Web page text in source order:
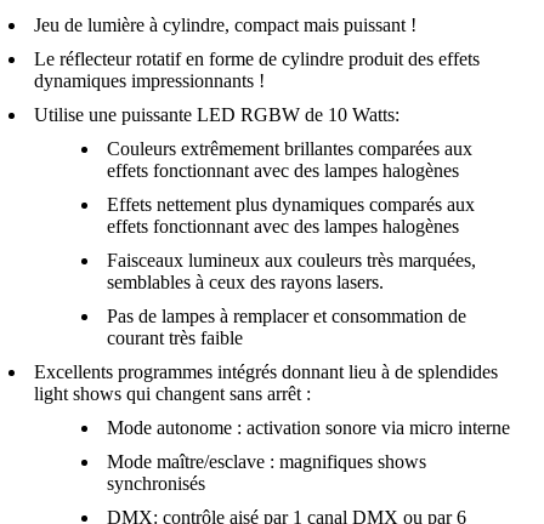
Jeu de lumière à cylindre, compact mais puissant !
Le réflecteur rotatif en forme de cylindre produit des effets
dynamiques impressionnants !
Utilise une puissante LED RGBW de 10 Watts:
Couleurs extrêmement brillantes comparées aux
effets fonctionnant avec des lampes halogènes
Effets nettement plus dynamiques comparés aux
effets fonctionnant avec des lampes halogènes
Faisceaux lumineux aux couleurs très marquées,
semblables à ceux des rayons lasers.
Pas de lampes à remplacer et consommation de
courant très faible
Excellents programmes intégrés donnant lieu à de splendides
light shows qui changent sans arrêt :
Mode autonome : activation sonore via micro interne
Mode maître/esclave : magnifiques shows
synchronisés
DMX: contrôle aisé par 1 canal DMX ou par 6